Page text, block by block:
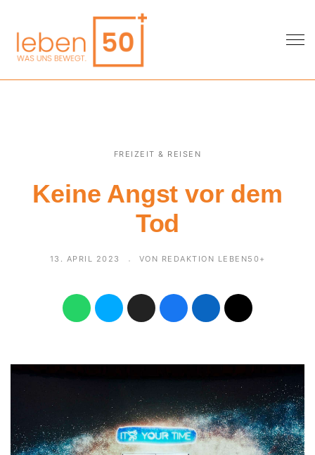
FREIZEIT & REISEN
Keine Angst vor dem
Tod
13. APRIL 2023 VON REDAKTION LEBEN50+